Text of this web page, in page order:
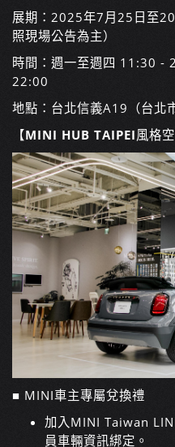
展期：2025年7月25日至
照現場公告為主）
時間：週一至週四 11:30 -
22:00
地點：台北信義A19（台北
【MINI HUB TAIPEI風格
■ MINI車主專屬兌換禮
加入MINI Taiwan
員車輛資訊綁定。